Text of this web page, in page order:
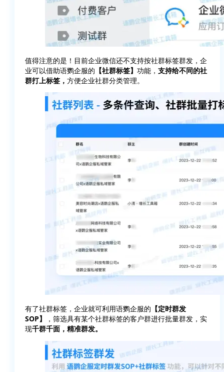
值得注意的是！目前企业微信还不支持按社群标签群发，企
业可以借助语鹦企服的 【社群标签】 功能， 支持给不同的社
群打上标签， 方便企业社群分类管理。
有了社群标签，企业就可利用语鹦企服的 【定时群发
SOP】
，筛选具有某个社群标签的客户群进行批量群发，实
现千群千面，精准群发。